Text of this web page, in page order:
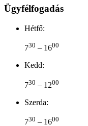
Ügyfélfogadás
Hétfő:
730 – 1600
Kedd:
730 – 1200
Szerda:
730 – 1600